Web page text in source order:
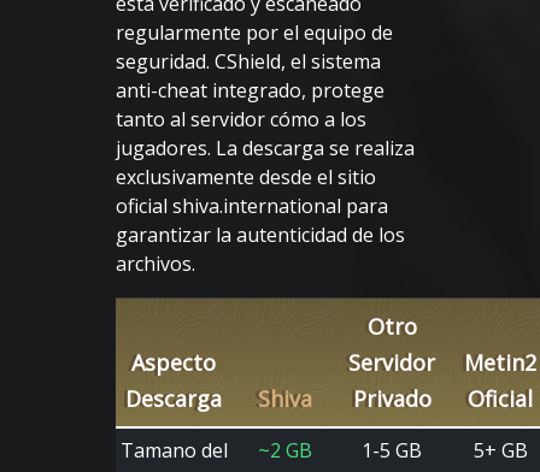
regularmente por el equipo de
seguridad. CShield, el sistema
anti-cheat integrado, protege
tanto al servidor cómo a los
jugadores. La descarga se realiza
exclusivamente desde el sitio
oficial shiva.international para
garantizar la autenticidad de los
archivos.
Aspecto
Descarga
Shiva
Otro
Servidor
Privado
Metin2
Oficial
Tamano del
~2 GB
1-5 GB 5+ GB